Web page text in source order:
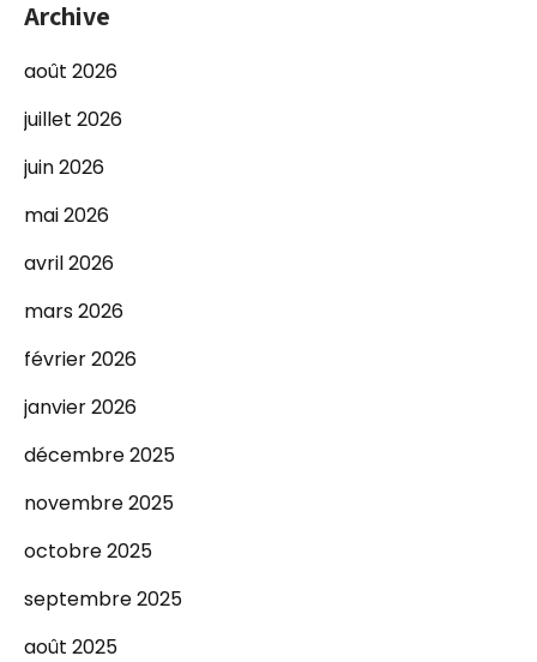
Archive
août 2026
juillet 2026
juin 2026
mai 2026
avril 2026
mars 2026
février 2026
janvier 2026
décembre 2025
novembre 2025
octobre 2025
septembre 2025
août 2025